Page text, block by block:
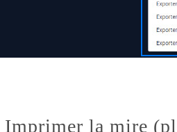
Imprimer la mire